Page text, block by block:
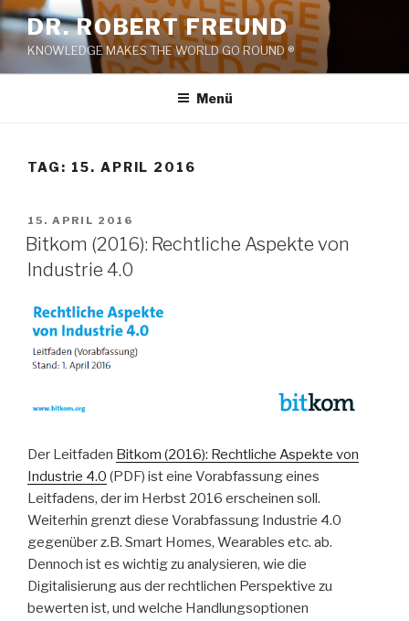
Zum
Inhalt
springen
DR. ROBERT FREUND
KNOWLEDGE MAKES THE WORLD GO ROUND ®
Menü
TAG: 15. APRIL 2016
VERÖFFENTLICHT
AM
15. APRIL 2016
Bitkom (2016): Rechtliche Aspekte von
Industrie 4.0
Der Leitfaden Bitkom (2016): Rechtliche Aspekte von
Industrie 4.0 (PDF) ist eine Vorabfassung eines
Leitfadens, der im Herbst 2016 erscheinen soll.
Weiterhin grenzt diese Vorabfassung Industrie 4.0
gegenüber z.B. Smart Homes, Wearables etc. ab.
Dennoch ist es wichtig zu analysieren, wie die
Digitalisierung aus der rechtlichen Perspektive zu
bewerten ist, und welche Handlungsoptionen